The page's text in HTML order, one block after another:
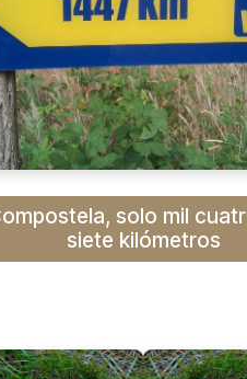
solo mil
siete kilómetros